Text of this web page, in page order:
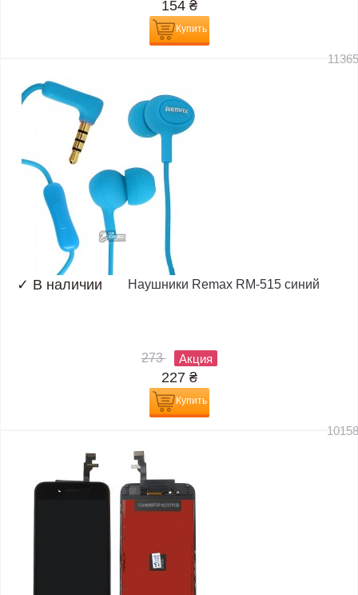
154 ₴
Купить
✓ В наличии Наушники Remax RM-515 синий
273 Акция
227 ₴
Купить